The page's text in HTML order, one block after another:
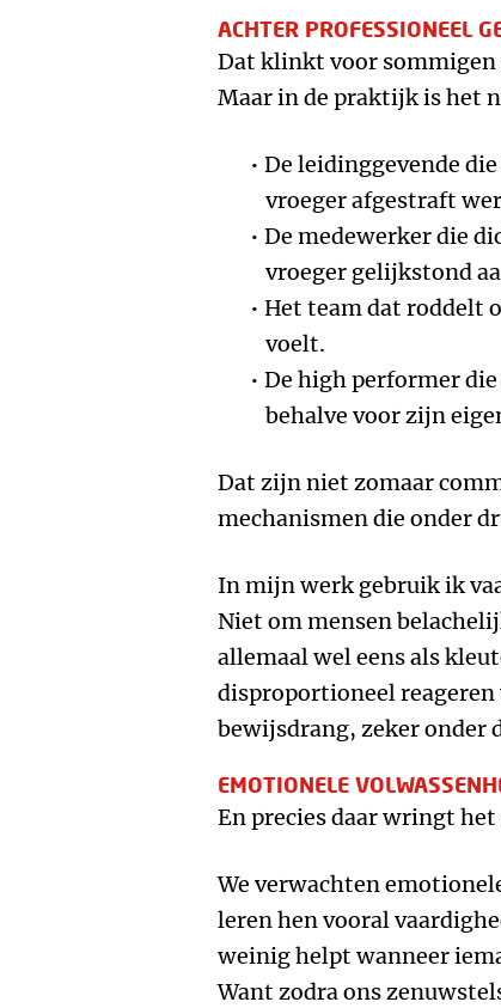
ACHTER PROFESSIONEEL
Dat klinkt voor
Maar in de praktijk is het
De leidinggevende
vroeger afgestraft
De medewerker die
vroeger gelijkstond
Het team dat roddelt
voelt.
De high performer
behalve voor zijn
Dat zijn niet zomaar
mechanismen die onder
In mijn werk gebruik ik
Niet om mensen
allemaal wel eens als
disproportioneel
bewijsdrang, zeker onder
EMOTIONELE
En precies daar wringt
We verwachten
leren hen vooral
weinig helpt wanneer
Want zodra ons